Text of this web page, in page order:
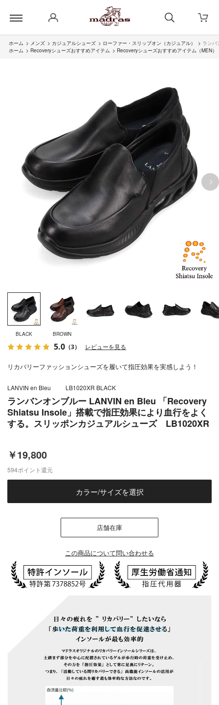
ホーム > メンズ > カジュアルシューズ > ローファー・スリップオン（カジュアル） > ラン
ホーム > Recoveryシューズおすすめアイテム > Recoveryシューズおすすめアイテム（MEN）
BLACK BROWN
ランバンオンブルー LANVIN en Bleu 「Recovery
Shiatsu Insole」搭載で指圧効果により血行をよく
する。スリッポンカジュアルシューズ LB1020XR
5.0 （3） レビューを見る
リカバリーファッションシューズを履いて指圧効果を実感しよう！
￥19,800
LANVIN en Bleu LB1020XR BLACK
594ポイント還元
カラー/サイズを選択
店舗在庫
この商品について問い合わせる